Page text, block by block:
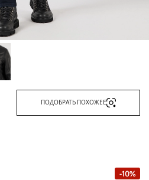
ПОДОБРАТЬ ПОХОЖЕЕ
-10%